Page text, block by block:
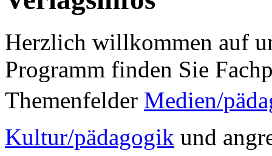
Herzlich willkommen auf
Programm finden Sie
Themenfelder Medien/
Kultur/pädagogik und